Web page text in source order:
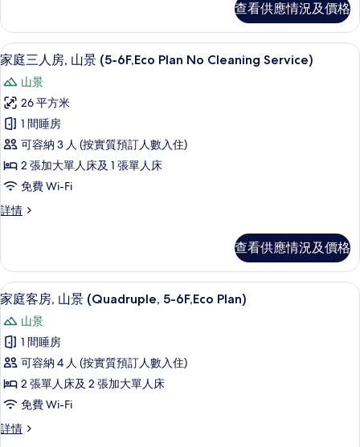
景
(5F~7F,Eco
Plan
No
Cleaning
Service)
的
相
片
房,
山
景
(5F~7F,Eco
Plan
No
Cleaning
Service)
詳
情
查看供應情況及價格
載
入
所
有
家
庭
三
房,
景
(5-
6F,Eco
Plan
No
Cleaning
Service)
的
相
片
5
家庭三人房, 山景 (5-6F,Eco Plan No Cleaning Service)
山景
26 平方米
1 間睡房
可容納 3 人 (按實質預訂人數入住)
2 張加大單人床及 1 張單人床
免費 Wi-Fi
詳情
家
房,
山
景
(5-
6F,Eco
Plan
No
Cleaning
Service)
詳
情
查看供應情況及價格
載
入
所
有
家
庭
房,
6
家庭客房, 山景 (Quadruple, 5-6F,Eco Plan)
山景
1 間睡房
可容納 4 人 (按實質預訂人數入住)
2 張單人床及 2 張加大單人床
免費 Wi-Fi
詳情
家